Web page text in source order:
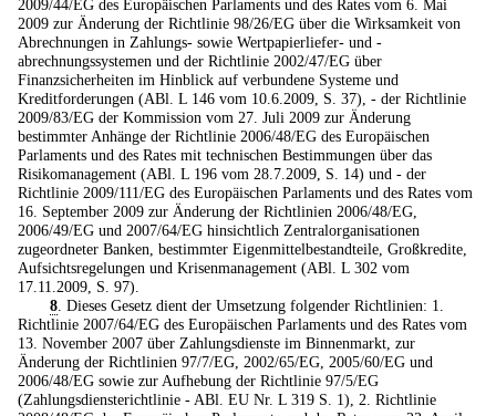
2009/44/EG des Europäischen Parlaments und des Rates vom 6. Mai
2009 zur Änderung der Richtlinie 98/26/EG über die Wirksamkeit von
Abrechnungen in Zahlungs- sowie Wertpapierliefer- und -
abrechnungssystemen und der Richtlinie 2002/47/EG über
Finanzsicherheiten im Hinblick auf verbundene Systeme und
Kreditforderungen (ABl. L 146 vom 10.6.2009, S. 37), - der Richtlinie
2009/83/EG der Kommission vom 27. Juli 2009 zur Änderung
bestimmter Anhänge der Richtlinie 2006/48/EG des Europäischen
Parlaments und des Rates mit technischen Bestimmungen über das
Risikomanagement (ABl. L 196 vom 28.7.2009, S. 14) und - der
Richtlinie 2009/111/EG des Europäischen Parlaments und des Rates vom
16. September 2009 zur Änderung der Richtlinien 2006/48/EG,
2006/49/EG und 2007/64/EG hinsichtlich Zentralorganisationen
zugeordneter Banken, bestimmter Eigenmittelbestandteile, Großkredite,
Aufsichtsregelungen und Krisenmanagement (ABl. L 302 vom
17.11.2009, S. 97).
8. Dieses Gesetz dient der Umsetzung folgender Richtlinien: 1.
Richtlinie 2007/64/EG des Europäischen Parlaments und des Rates vom
13. November 2007 über Zahlungsdienste im Binnenmarkt, zur
Änderung der Richtlinien 97/7/EG, 2002/65/EG, 2005/60/EG und
2006/48/EG sowie zur Aufhebung der Richtlinie 97/5/EG
(Zahlungsdiensterichtlinie - ABl. EU Nr. L 319 S. 1), 2. Richtlinie